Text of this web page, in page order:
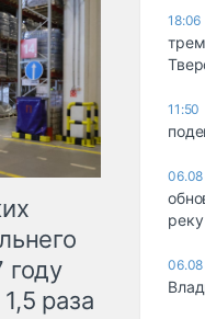
году
раза
18:06
11:50
06.08
06.08